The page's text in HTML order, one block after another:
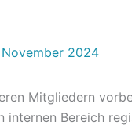
November 2024
Mitgliedern
Bereich